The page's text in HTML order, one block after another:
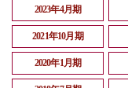
2023年4月期
2021年10月期
2020年1月期